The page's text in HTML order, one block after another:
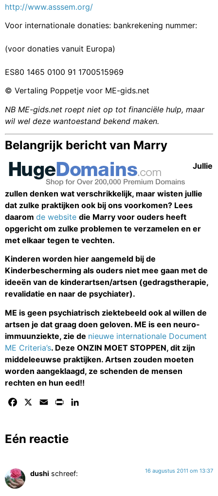
http://www.asssem.org/
Voor internationale donaties: bankrekening nummer:
(voor donaties vanuit Europa)
ES80 1465 0100 91 1700515969
© Vertaling Poppetje voor ME-gids.net
NB ME-gids.net roept niet op tot financiële hulp, maar
wil wel deze wantoestand bekend maken.
Belangrijk bericht van Marry
Jullie
zullen denken wat verschrikkelijk, maar wisten jullie
dat zulke praktijken ook bij ons voorkomen? Lees
daarom de website die Marry voor ouders heeft
opgericht om zulke problemen te verzamelen en er
met elkaar tegen te vechten.
Kinderen worden hier aangemeld bij de
Kinderbescherming als ouders niet mee gaan met de
ideeën van de kinderartsen/artsen (gedragstherapie,
revalidatie en naar de psychiater).
ME is geen psychiatrisch ziektebeeld ook al willen de
artsen je dat graag doen geloven. ME is een neuro-
immuunziekte, zie de nieuwe internationale Document
ME Criteria’s. Deze ONZIN MOET STOPPEN, dit zijn
middeleeuwse praktijken. Artsen zouden moeten
worden aangeklaagd, ze schenden de mensen
rechten en hun eed!!
Facebook Email Print
Eén reactie
dushi schreef: 16 augustus 2011 om 13:37